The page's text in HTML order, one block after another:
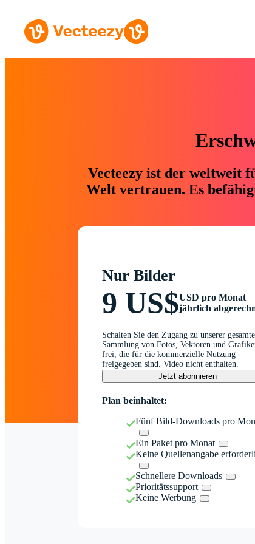
Vecteezy ist der weltweit
Welt vertrauen. Es
Nur Bilder
9 US$USD pro Monat
jährlich
Schalten Sie den Zugang zu unserer
Sammlung von Fotos, Vektoren und
frei, die für die kommerzielle Nutzung
freigegeben sind. Video nicht enthalten.
Jetzt abonnieren
Plan beinhaltet:
Fünf Bild-Downloads pro
Ein Paket pro Monat
Keine Quellenangabe
Schnellere Downloads
Prioritätssupport
Keine Werbung